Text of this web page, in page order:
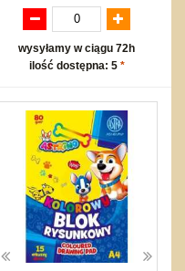
wysyłamy w ciągu 72h
ilość dostępna: 5 *